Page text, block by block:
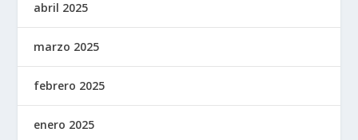
abril 2025
marzo 2025
febrero 2025
enero 2025